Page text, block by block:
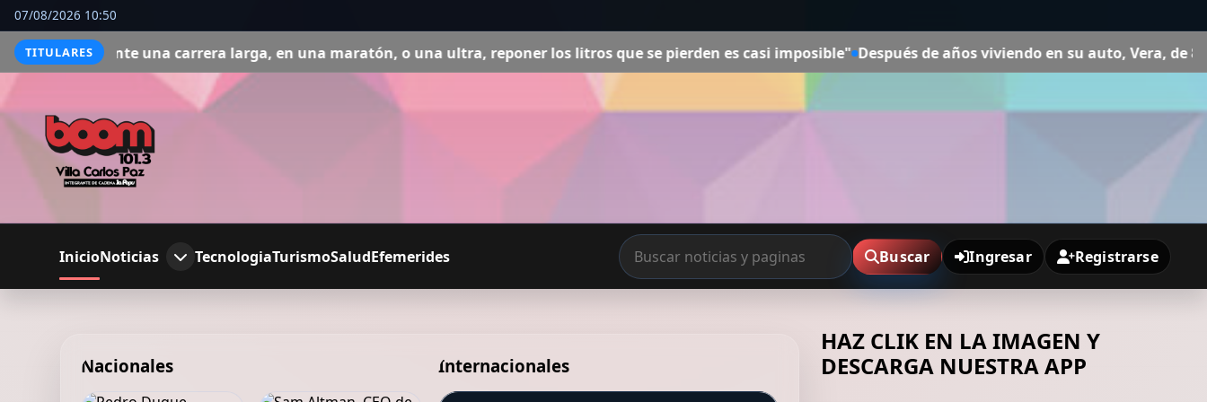
07/08/2026 10:50
TITULARESen una maratón, o una ultra, reponer los litros que se pierden es casi imposible" Después de años viviendo en su auto, Vera, de 85 años, encontró un lugar
InicioNoticias TecnologiaTurismoSaludEfemerides Buscar Ingresar Registrarse
Nacionales Internacionales
HAZ CLIK EN LA IMAGEN Y
DESCARGA NUESTRA APP